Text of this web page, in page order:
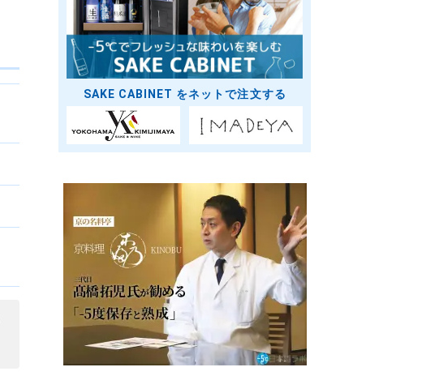
SAKE CABINET をネットで注文する